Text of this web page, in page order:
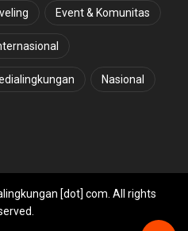
Event & Komunitas
Nasional
[dot] com. All rights